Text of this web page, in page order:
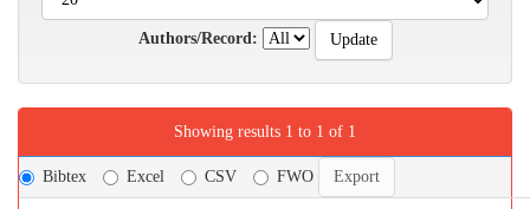
Authors/Record:
Showing results 1 to 1 of 1
Bibtex Excel CSV FWO